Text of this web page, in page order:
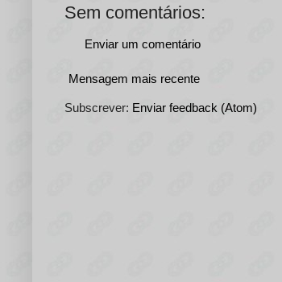
Sem comentários:
Enviar um comentário
Mensagem mais recente
Subscrever: Enviar feedback (Atom)